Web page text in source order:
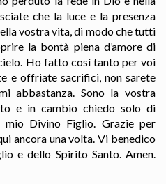
che la luce e la presenza
vostra vita, di modo che tutti
la bontà piena d’amore di
Ho fatto così tanto per voi
e offriate sacrifici, non sarete
abbastanza. Sono la vostra
e in cambio chiedo solo di
Divino Figlio. Grazie per
ancora una volta. Vi benedico
e dello Spirito Santo. Amen.